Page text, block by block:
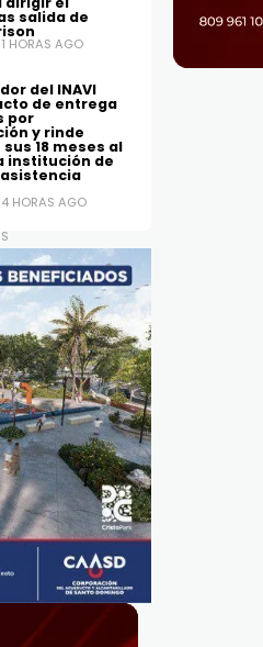
salida de
HORAS AGO
del INAVI
de entrega
por
y rinde
18 meses al
institución de
HORAS AGO